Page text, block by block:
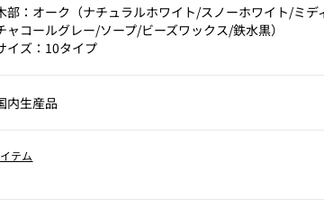
部：オーク（ナチュラルホワイト/スノーホワイト/ミデ
ャコールグレー/ソープ/ビーズワックス/鉄水黒）
イズ：10タイプ
内生産品
テム